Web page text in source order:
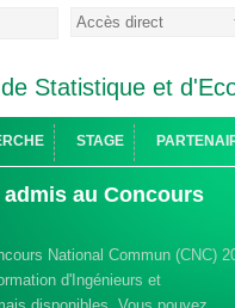
Statistique et
STAGE
au Concours
National Commun (CNC)
d'Ingénieurs et